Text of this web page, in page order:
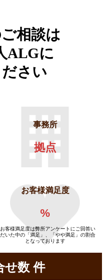
相談は
ALGに
さい
事務所
拠点
お客様満足度
%
客様満足度は弊所アンケートにご回答い
いた中の「満足」、「やや満足」の割合
となっております
せ数件